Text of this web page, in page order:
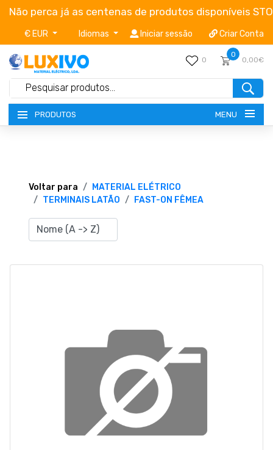
Não perca já as centenas de produtos disponíveis
€ EUR Idiomas Iniciar sessão Criar Conta
0
0
0,00€
PRODUTOS MENU
TERMOS E CONDIÇÕES
geral@luxivo.pt
Voltar para
MATERIAL ELÉTRICO
TERMINAIS LATÃO
FAST-ON FÊMEA